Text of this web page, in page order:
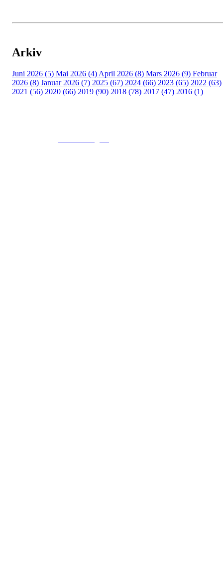
Arkiv
Juni 2026 (5) Mai 2026 (4) April 2026 (8) Mars 2026 (9) Februar
2026 (8) Januar 2026 (7) 2025 (67) 2024 (66) 2023 (65) 2022 (63)
2021 (56) 2020 (66) 2019 (90) 2018 (78) 2017 (47) 2016 (1)